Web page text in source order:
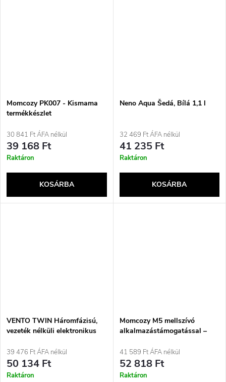
Momcozy PK007 - Kismama
termékkészlet
30 841 Ft ÁFA nélkül
39 168 Ft
Raktáron
KOSÁRBA
Neno Aqua Šedá, Bílá 1,1 l
32 469 Ft ÁFA nélkül
41 235 Ft
Raktáron
KOSÁRBA
VENTO TWIN Háromfázisú,
vezeték nélküli elektronikus
39 476 Ft ÁFA nélkül
50 134 Ft
Raktáron
Momcozy M5 mellszívó
alkalmazástámogatással –
41 589 Ft ÁFA nélkül
52 818 Ft
Raktáron